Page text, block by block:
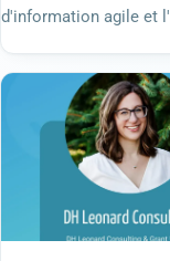
d'information agile et